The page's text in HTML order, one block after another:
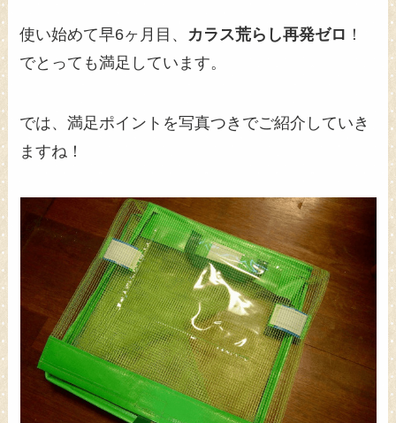
使い始めて早6ヶ月目、 カラス荒らし再発ゼロ ！
でとっても満足しています。
では、満足ポイントを写真つきでご紹介していき
ますね！